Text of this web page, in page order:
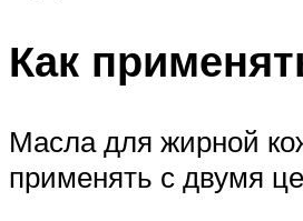
Как
Масла для жирной
применять с двумя